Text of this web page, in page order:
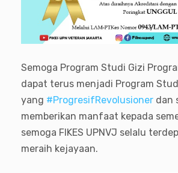
Semoga Program Studi Gizi
dapat terus menjadi Program
yang #ProgresifRevolusioner dan
memberikan manfaat kepada
semoga FIKES UPNVJ selalu
meraih kejayaan.